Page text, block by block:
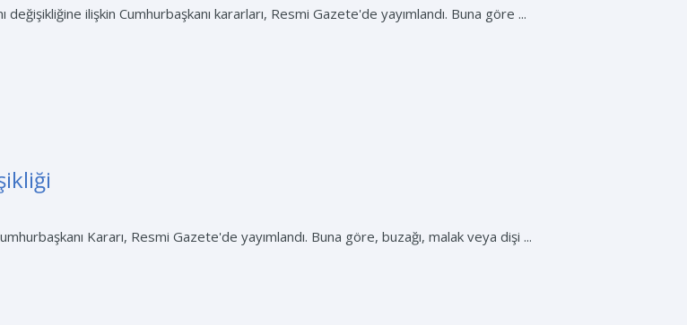
ilişkin Cumhurbaşkanı kararları, Resmi Gazete'de yayımlandı. Buna göre ...
Kararı, Resmi Gazete'de yayımlandı. Buna göre, buzağı, malak veya dişi ...